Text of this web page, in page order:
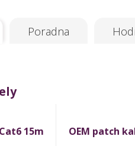
Poradna
15m OEM patch